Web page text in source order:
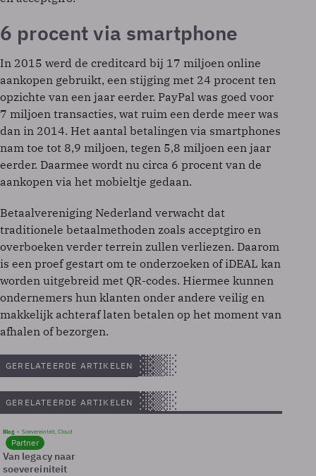
6 procent via smartphone
In 2015 werd de creditcard bij 17 miljoen online
aankopen gebruikt, een stijging met 24 procent ten
opzichte van een jaar eerder. PayPal was goed voor
7 miljoen transacties, wat ruim een derde meer was
dan in 2014. Het aantal betalingen via smartphones
nam toe tot 8,9 miljoen, tegen 5,8 miljoen een jaar
eerder. Daarmee wordt nu circa 6 procent van de
aankopen via het mobieltje gedaan.
Betaalvereniging Nederland verwacht dat
traditionele betaalmethoden zoals acceptgiro en
overboeken verder terrein zullen verliezen. Daarom
is een proef gestart om te onderzoeken of iDEAL kan
worden uitgebreid met QR-codes. Hiermee kunnen
ondernemers hun klanten onder andere veilig en
makkelijk achteraf laten betalen op het moment van
afhalen of bezorgen.
GERELATEERDE ARTIKELEN
GERELATEERDE ARTIKELEN
Blog Soevereinteit, Cloud
Partner
Van legacy naar
soevereiniteit